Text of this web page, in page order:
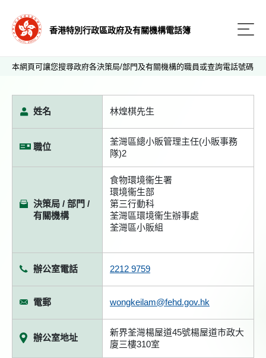
香港特別行政區政府及有關機構電話簿
本網頁可讓您搜尋政府各決策局/部門及有關機構的職員或查詢電話號碼
姓名 林煌棋先生
職位
荃灣區總小販管理主任(小販事務
隊)2
決策局 / 部門 /
有關機構
食物環境衞生署
環境衞生部
第三行動科
荃灣區環境衞生辦事處
荃灣區小販組
辦公室電話 2212 9759
電郵 wongkeilam@fehd.gov.hk
辦公室地址
新界荃灣楊屋道45號楊屋道市政大
廈三樓310室